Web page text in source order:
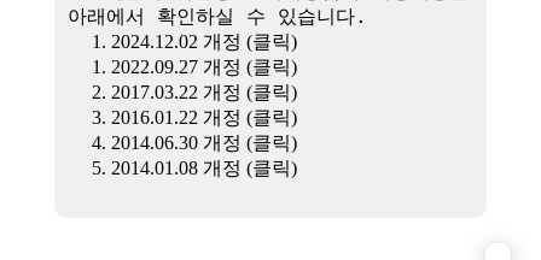
아래에서 확인하실 수 있습니다.
1. 2024.12.02 개정 (클릭)
1. 2022.09.27 개정 (클릭)
2. 2017.03.22 개정 (클릭)
3. 2016.01.22 개정 (클릭)
4. 2014.06.30 개정 (클릭)
5. 2014.01.08 개정 (클릭)